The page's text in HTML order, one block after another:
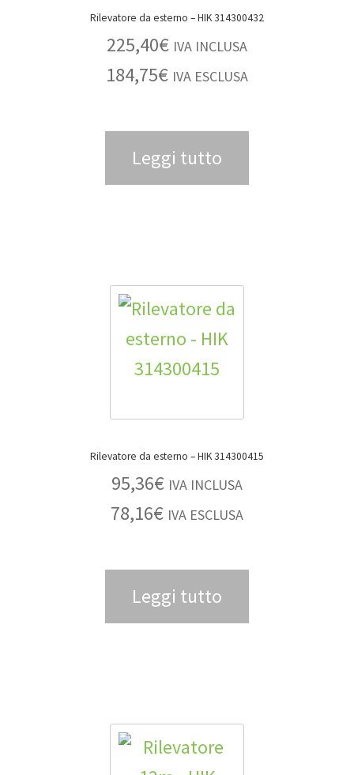
Rilevatore da esterno – HIK 314300432
225,40€ IVA INCLUSA
184,75€ IVA ESCLUSA
Leggi tutto
Rilevatore da esterno – HIK 314300415
95,36€ IVA INCLUSA
78,16€ IVA ESCLUSA
Leggi tutto